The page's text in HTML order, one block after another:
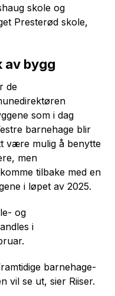
skole og
Presterød skole,
av bygg
de
som i dag
barnehage blir
være mulig å benytte
men
tilbake med en
i løpet av 2025.
og
i
barnehage-
vil se ut, sier Riiser.